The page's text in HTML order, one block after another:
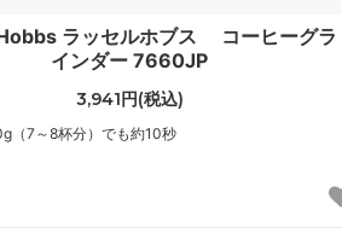
ラッセルホブス コーヒーグラ
インダー 7660JP
3,941円(税込)
（7～8杯分）でも約10秒